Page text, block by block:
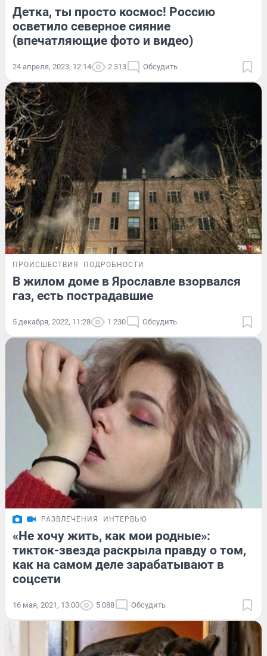
Детка, ты просто космос! Россию
осветило северное сияние
(впечатляющие фото и видео)
24 апреля, 2023, 12:14 2 313 Обсудить
ПРОИСШЕСТВИЯ ПОДРОБНОСТИ
В жилом доме в Ярославле взорвался
газ, есть пострадавшие
5 декабря, 2022, 11:28 1 230 Обсудить
РАЗВЛЕЧЕНИЯ ИНТЕРВЬЮ
«Не хочу жить, как мои родные»:
тикток-звезда раскрыла правду о том,
как на самом деле зарабатывают в
соцсети
16 мая, 2021, 13:00 5 088 Обсудить